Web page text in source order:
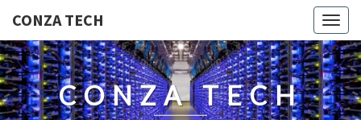
CONZA TECH
CONZA TECH